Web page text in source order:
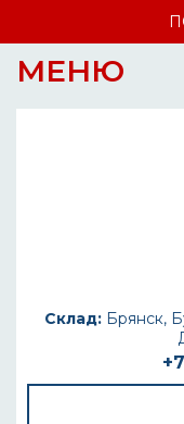
МЕНЮ
Склад:Брянск,